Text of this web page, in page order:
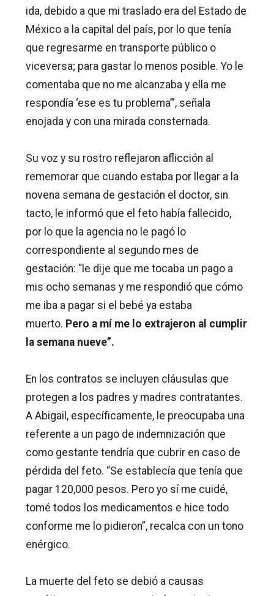
ida, debido a que mi traslado era del Estado de
México a la capital del país, por lo que tenía
que regresarme en transporte público o
viceversa; para gastar lo menos posible. Yo le
comentaba que no me alcanzaba y ella me
respondía ‘ese es tu problema’”, señala
enojada y con una mirada consternada.
Su voz y su rostro reflejaron aflicción al
rememorar que cuando estaba por llegar a la
novena semana de gestación el doctor, sin
tacto, le informó que el feto había fallecido,
por lo que la agencia no le pagó lo
correspondiente al segundo mes de
gestación: “le dije que me tocaba un pago a
mis ocho semanas y me respondió que cómo
me iba a pagar si el bebé ya estaba
muerto. Pero a mí me lo extrajeron al cumplir
la semana nueve”.
En los contratos se incluyen cláusulas que
protegen a los padres y madres contratantes.
A Abigail, específicamente, le preocupaba una
referente a un pago de indemnización que
como gestante tendría que cubrir en caso de
pérdida del feto. “Se establecía que tenía que
pagar 120,000 pesos. Pero yo sí me cuidé,
tomé todos los medicamentos e hice todo
conforme me lo pidieron”, recalca con un tono
enérgico.
La muerte del feto se debió a causas